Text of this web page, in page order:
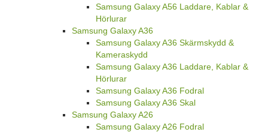
Samsung Galaxy A56 Laddare, Kablar &
Hörlurar
Samsung Galaxy A36
Samsung Galaxy A36 Skärmskydd &
Kameraskydd
Samsung Galaxy A36 Laddare, Kablar &
Hörlurar
Samsung Galaxy A36 Fodral
Samsung Galaxy A36 Skal
Samsung Galaxy A26
Samsung Galaxy A26 Fodral